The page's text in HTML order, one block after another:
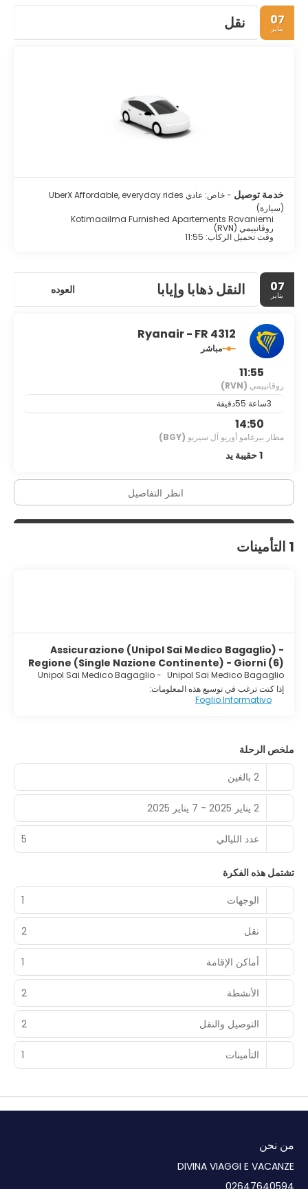
07
يناير نقل
خدمة توصيل
- خاص: عادي UberX Affordable, everyday rides
(سيارة)
Kotimaailma Furnished Apartements Rovaniemi
روڤانييمي (RVN)
وقت تحميل الركاب: 11:55
07
يناير النقل ذهابا وإيابا العوده
Ryanair - FR 4312
مباشر
11:55
روڤانييمي (RVN)
14:50
مطار بيرغامو أوريو آل سيريو (BGY)
1 حقيبة يد
انظر التفاصيل
1 التأمينات
Assicurazione (Unipol Sai Medico Bagaglio) -
Regione (Single Nazione Continente) - Giorni (6)
Unipol Sai Medico Bagaglio- Unipol Sai Medico Bagaglio
إذا كنت ترغب في توسيع هذه المعلومات:
Foglio Informativo
ملخص الرحلة
2 بالغين
2 يناير 2025 - 7 يناير 2025
عدد الليالي 5
تشتمل هذه الفكرة
الوجهات
1
نقل 2
أماكن الإقامة 1
الأنشطة 2
التوصيل والنقل 2
التأمينات 1
من نحن
DIVINA VIAGGI E VACANZE
02647640594